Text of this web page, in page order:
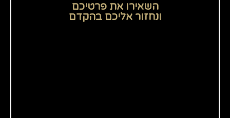
השאירו את פרטיכם
ונחזור אליכם בהקדם